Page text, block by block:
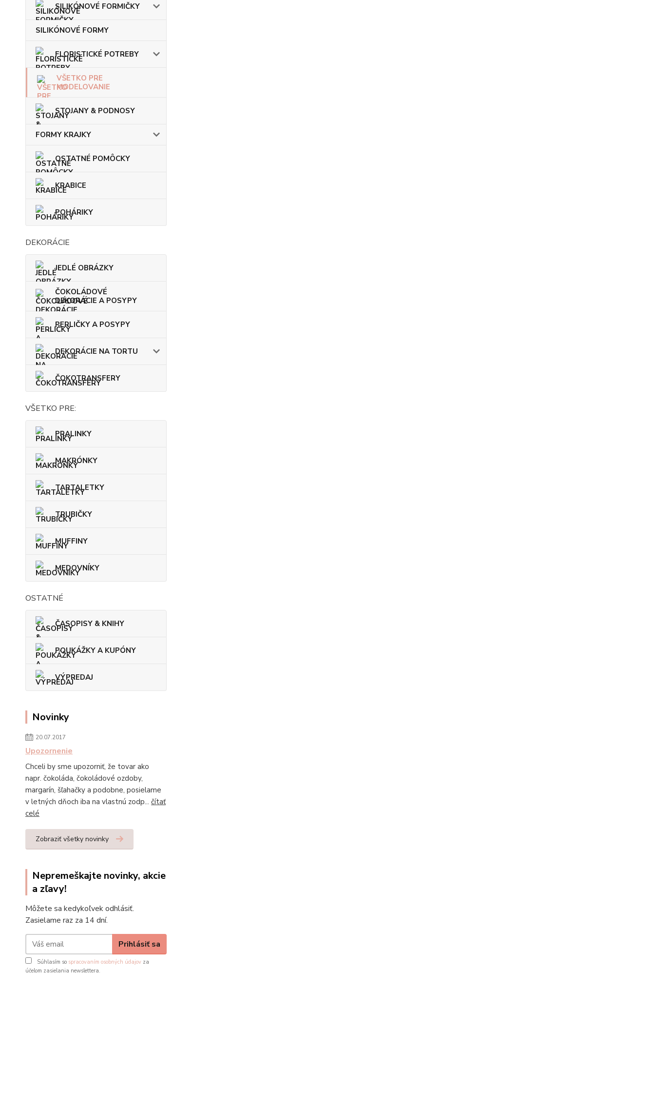
SILIKÓNOVÉ FORMIČKY
SILIKÓNOVÉ FORMY
FLORISTICKÉ POTREBY
VŠETKO PRE
MODELOVANIE
STOJANY & PODNOSY
FORMY KRAJKY
OSTATNÉ POMÔCKY
KRABICE
POHÁRIKY
DEKORÁCIE
JEDLÉ OBRÁZKY
ČOKOLÁDOVÉ
DEKORÁCIE A POSYPY
PERLIČKY A POSYPY
DEKORÁCIE NA TORTU
ČOKOTRANSFERY
VŠETKO PRE:
PRALINKY
MAKRÓNKY
TARTALETKY
TRUBIČKY
MUFFINY
MEDOVNÍKY
OSTATNÉ
ČASOPISY & KNIHY
POUKÁŽKY A KUPÓNY
VÝPREDAJ
Novinky
20.07.2017
Upozornenie
Chceli by sme upozorniť, že tovar ako
napr. čokoláda, čokoládové ozdoby,
margarín, šľahačky a podobne, posielame
v letných dňoch iba na vlastnú zodp... čítať
celé
Zobraziť všetky novinky
Nepremeškajte novinky, akcie
a zľavy!
Môžete sa kedykoľvek odhlásiť.
Zasielame raz za 14 dní.
Prihlásiť sa
Súhlasím so spracovaním osobných údajov za
účelom zasielania newslettera.